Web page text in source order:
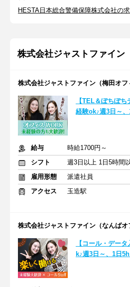
HESTA日本総合警備保障株式会社の
株式会社ジャストファイン
株式会社ジャストファイン（梅田オ
【TEL＆ぽちぽ
経験ok♪週3日～
給与
時給1700円～
シフト
週3日以上 1日5時間
雇用形態
派遣社員
アクセス
玉造駅
株式会社ジャストファイン（なんば
【コール・デー
k♪週3日～、1日